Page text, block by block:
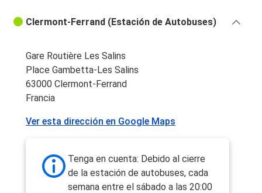
Clermont-Ferrand (Estación de Autobuses)
Gare Routière Les Salins
Place Gambetta-Les Salins
63000 Clermont-Ferrand
Francia
Ver esta dirección en Google Maps
Tenga en cuenta: Debido al cierre
de la estación de autobuses, cada
semana entre el sábado a las 20:00